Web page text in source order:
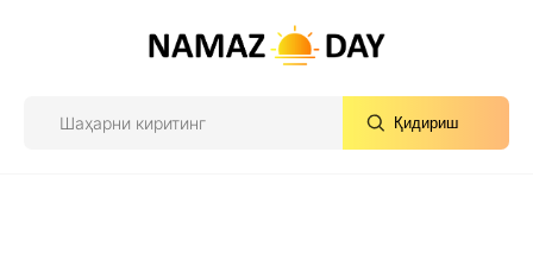
Қидириш